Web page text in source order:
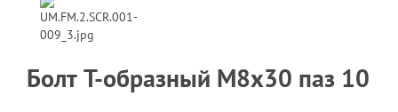
Болт T-образный M8x30 паз 10